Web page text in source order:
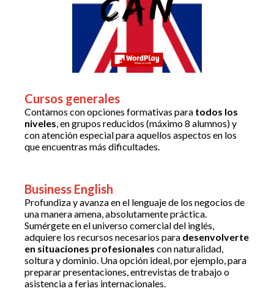
Cursos generales
Contamos con opciones formativas para todos los
niveles, en grupos reducidos (máximo 8 alumnos) y
con atención especial para aquellos aspectos en los
que encuentras más dificultades.
Business English
Profundiza y avanza en el lenguaje de los negocios de
una manera amena, absolutamente práctica.
Sumérgete en el universo comercial del inglés,
adquiere los recursos necesarios para desenvolverte
en situaciones profesionales con naturalidad,
soltura y dominio. Una opción ideal, por ejemplo, para
preparar presentaciones, entrevistas de trabajo o
asistencia a ferias internacionales.